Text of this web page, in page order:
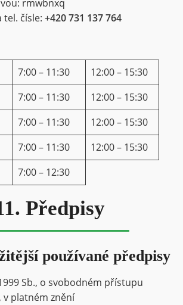
rmwbnxq
tel. čísle: +420 731 137 764
7:00 – 11:30
12:00 – 15:30
7:00 – 11:30
12:00 – 15:30
7:00 – 11:30
12:00 – 15:30
7:00 – 11:30
12:00 – 15:30
7:00 – 12:30
Předpisy
používané předpisy
Sb., o svobodném přístupu
platném znění